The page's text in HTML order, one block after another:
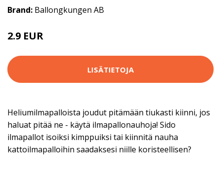
Brand: Ballongkungen AB
2.9 EUR
LISÄTIETOJA
Heliumilmapalloista joudut pitämään tiukasti kiinni, jos
haluat pitää ne - käytä ilmapallonauhoja! Sido
ilmapallot isoiksi kimppuiksi tai kiinnitä nauha
kattoilmapalloihin saadaksesi niille koristeellisen?